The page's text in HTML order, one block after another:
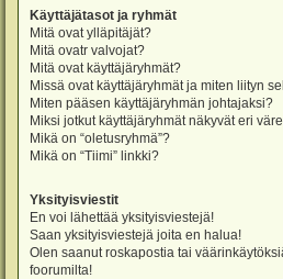
Käyttäjätasot ja ryhmät
Mitä ovat ylläpitäjät?
Mitä ovatr valvojat?
Mitä ovat käyttäjäryhmät?
Missä ovat käyttäjäryhmät ja miten liityn
Miten pääsen käyttäjäryhmän johtajaksi?
Miksi jotkut käyttäjäryhmät näkyvät eri
Mikä on “oletusryhmä”?
Mikä on “Tiimi” linkki?
Yksityisviestit
En voi lähettää yksityisviestejä!
Saan yksityisviestejä joita en halua!
Olen saanut roskapostia tai
foorumilta!